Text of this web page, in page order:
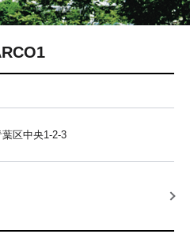
区中央1-2-3